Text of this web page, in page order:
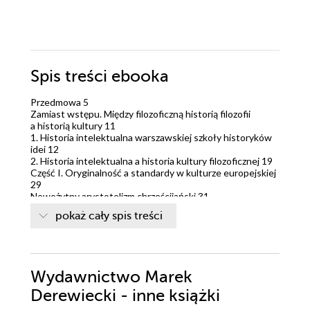
Spis treści ebooka
Przedmowa 5
Zamiast wstępu. Między filozoficzną historią filozofii
a historią kultury 11
1. Historia intelektualna warszawskiej szkoły historyków
idei 12
2. Historia intelektualna a historia kultury filozoficznej 19
Część I. Oryginalność a standardy w kulturze europejskiej
29
Nowożytny arystotelizm chrześcijański 31
w XV w. 34
Racjonalizm a empiryzm w historii nowożytnej teorii nauki
1. Francis Bacon 75
2. René Descartes 79
Integralność poznania ludzkiego w ujęciu Błażeja Pascala
pokaż cały spis treści
Wydawnictwo Marek
Derewiecki - inne książki